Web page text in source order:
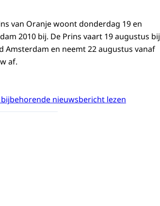
van Oranje woont donderdag 19 en
2010 bij. De Prins vaart 19 augustus bij
Amsterdam en neemt 22 augustus vanaf
af.
nieuwsbericht lezen